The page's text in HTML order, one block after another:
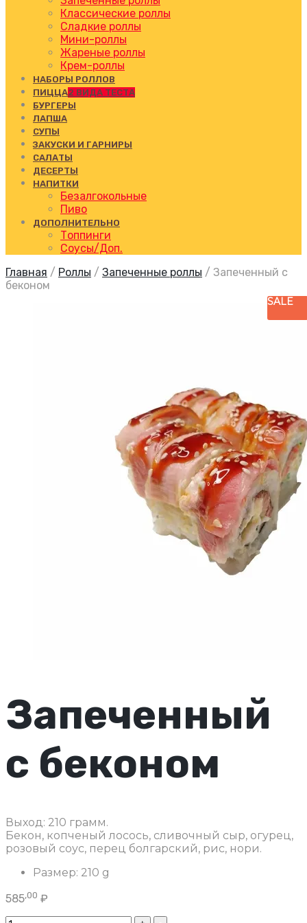
Классические роллы
Сладкие роллы
Мини-роллы
Жареные роллы
Крем-роллы
НАБОРЫ РОЛЛОВ
ПИЦЦА2 ВИДА ТЕСТА
БУРГЕРЫ
ЛАПША
СУПЫ
ЗАКУСКИ И ГАРНИРЫ
САЛАТЫ
ДЕСЕРТЫ
НАПИТКИ
Безалгокольные
Пиво
ДОПОЛНИТЕЛЬНО
Топпинги
Соусы/Доп.
Главная / Роллы / Запеченные роллы / Запеченный с
беконом
SALE
Запеченный
с беконом
Выход: 210 грамм.
Бекон, копченый лосось, сливочный сыр, огурец,
розовый соус, перец болгарский, рис, нори.
Размер: 210 g
585,00 ₽